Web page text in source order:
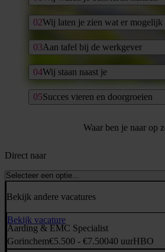
Wij laten je zien wat er mogelijk
Aan tafel bij de werkgever
Wij staan naast je
Succes vieren en doorgroeien
Waar ben je naar op
Direct naar
Selecteer een optie...
Bekijk andere vacatures
Aarding & EMC Specialist
Gorinchem€5.500 - €7.50040 uurHBO
Bekijk vacature